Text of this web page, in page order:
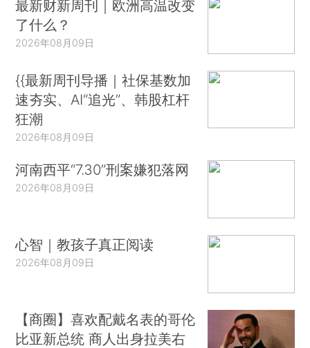
最新财新周刊｜欧洲高温改变
了什么？
2026年08月09日
{{最新周刊导播｜社保基数加
速夯实、AI“追光”、韩股杠杆
狂潮
2026年08月09日
河南西平“7.30”刑案嫌犯落网
2026年08月09日
心智｜教孩子真正阅读
2026年08月09日
【商圈】喜欢配戴名表的哥伦
比亚新总统 商人出身拉美右